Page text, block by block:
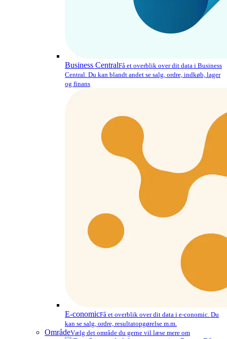
Business CentralFå et overblik over dit data i Business
Central. Du kan blandt andet se salg, ordre, indkøb, lager
og finans
E-conomicFå et overblik over dit data i e-conomic. Du
kan se salg, ordre, resultatopgørelse m.m.
OmrådeVælg det område du gerne vil læse mere om